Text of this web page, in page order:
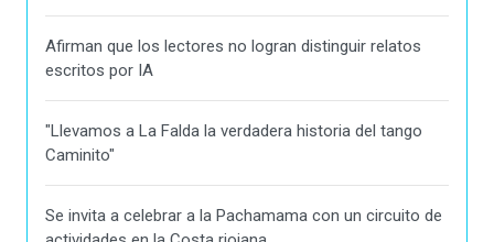
Afirman que los lectores no logran distinguir relatos
escritos por IA
"Llevamos a La Falda la verdadera historia del tango
Caminito"
Se invita a celebrar a la Pachamama con un circuito de